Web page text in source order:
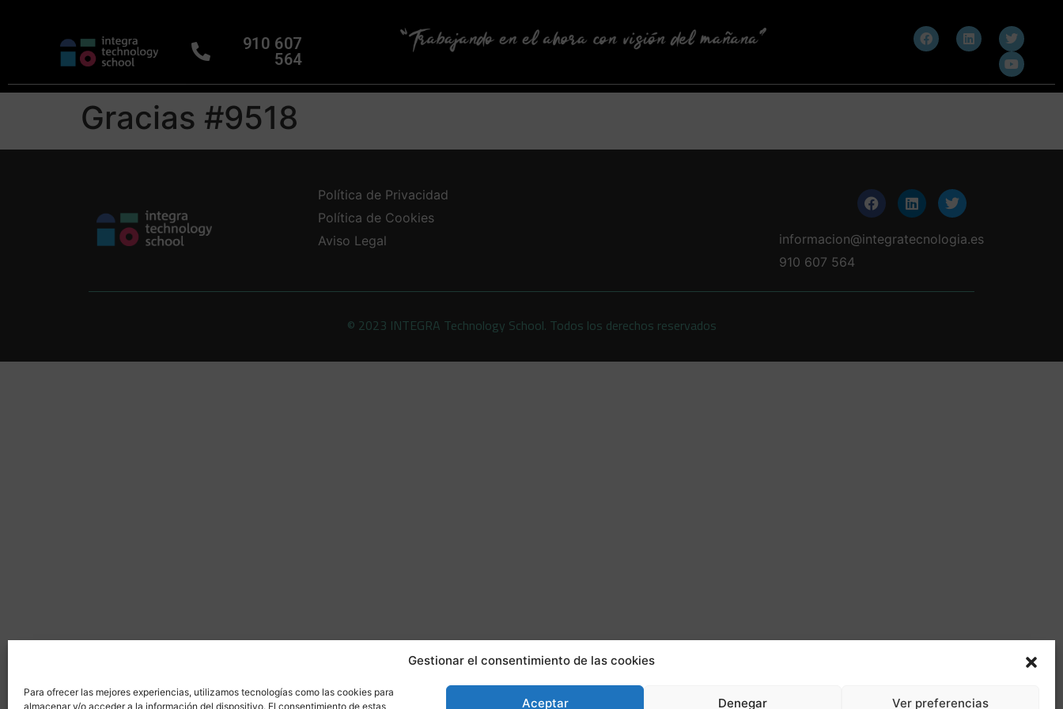
Gestionar el consentimiento de las cookies
Para ofrecer las mejores experiencias, utilizamos tecnologías como las cookies para
almacenar y/o acceder a la información del dispositivo. El consentimiento de estas
Aceptar Denegar Ver preferencias
910 607
564
Gracias #9518
Política de Privacidad
Política de Cookies
Aviso Legal
informacion@integratecnologia.es
910 607 564
© 2023 INTEGRA Technology School. Todos los derechos reservados